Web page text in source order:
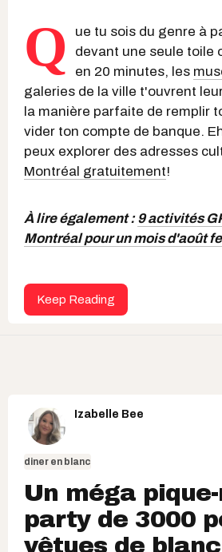
Q
ue tu sois du genre à
devant une seule toile
en 20 minutes, les
galeries de la ville t'ouvrent
la manière parfaite de remplir
vider ton compte de banque.
peux explorer des adresses
Montréal gratuitement!
À lire également :9 activités
Montréal pour un mois d'août
Keep Reading
Izabelle Bee
diner en blanc
Un méga
party de 3000
vêtues de blanc